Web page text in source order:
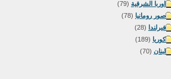
اوربا الشرقية (79)
صور رومانيا (78)
فيرلندا (28)
كوريا (189)
لبنان (70)